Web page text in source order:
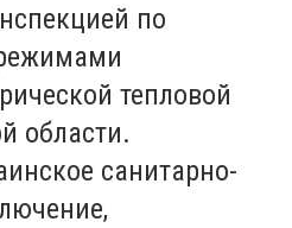
по
тепловой
области.
санитарно-